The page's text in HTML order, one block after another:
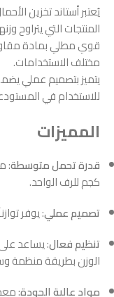
يُعتبر أستاند تخزين
المنتجات التي يتراوح
قوي مطلي بمادة
مختلف الاستخدامات.
يتميز بتصميم عملي
للاستخدام في
المميزات
قدرة تحمل متوسطة
كجم للرف الواحد.
تصميم عملي: يوفر
تنظيم فعال: يساعد
الوزن بطريقة منظمة
مواد عالية الجودة: